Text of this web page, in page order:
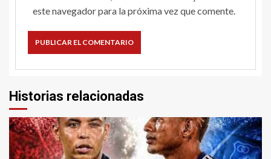
este navegador para la próxima vez que comente.
Historias relacionadas